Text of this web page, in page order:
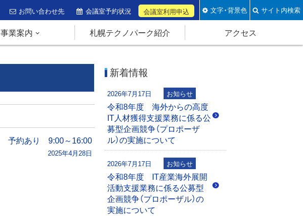
お問い合わせ先 会議室予約状況 会議室利用申込 文字・背景色 サイト内検索
事業案内 札幌テクノパーク紹介 アクセス
予約あり 9:00～16:00
2025年4月28日
新着情報
2026年7月17日 お知らせ
令和8年度 海外からの高度
IT人材獲得支援業務に係る公
募型企画競争（プロポーザ
ル）の実施について
2026年7月17日 お知らせ
令和8年度 IT産業海外展開
活動支援業務に係る公募型
企画競争（プロポーザル）の
実施について